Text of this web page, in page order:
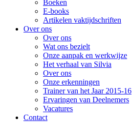
Boeken
E-books
Artikelen vaktijdschriften
Over ons
Over ons
Wat ons bezielt
Onze aanpak en werkwijze
Het verhaal van Silvia
Over ons
Onze erkenningen
Trainer van het Jaar 2015-16
Ervaringen van Deelnemers
Vacatures
Contact